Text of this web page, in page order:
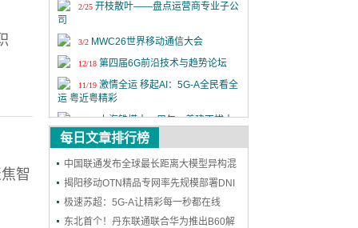
智
2/25 开枝散叶——盘点运营商专业子公
司
3/2 MWC26世界移动通信大会
12/18 第四届6G前沿技术与趋势论坛
11/19 激情全运 移起AI：5G-A全民看全
运 粤近粤精彩
11/18 上海铁塔十一周年：善建不拔十
一载，锐意进取向未来
9/9 第二十六届中国国际光电博览会
每日文章排行榜
中国联通发布全球最长距离大模型异构混
训成果
揭阳移动OTN精品专网率先规模部署DNI
保护，实现高可靠能力再升级
极速苏超：5G-A让精彩每一秒都在线
东北首个！丹东联通联合华为推出B60解